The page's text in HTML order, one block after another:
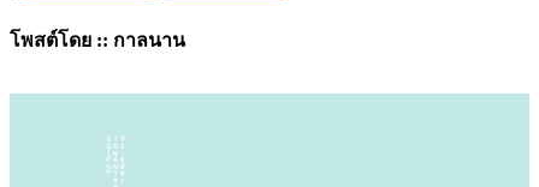
โพสต์โดย :: กาลนาน